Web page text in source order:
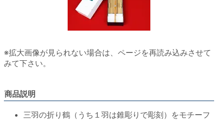
※拡大画像が見られない場合は、ページを再読み込みさせて
みて下さい。
商品説明
三羽の折り鶴（うち１羽は錐彫りで彫刻）をモチーフ